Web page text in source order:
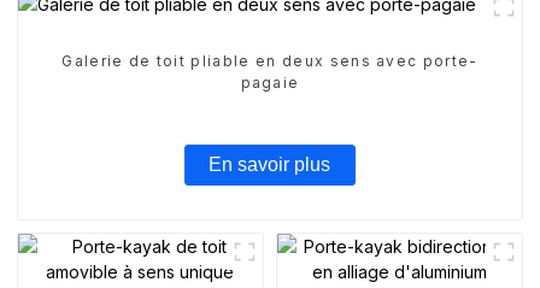
Galerie de toit pliable en deux sens avec porte-
pagaie
En savoir plus